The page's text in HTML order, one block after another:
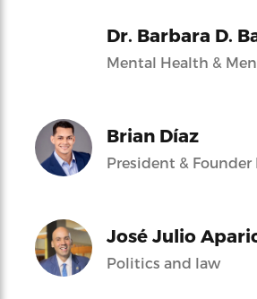
Dr. Barbara D.
Mental Health &
Brian Díaz
President & Founder
José Julio
Politics and law